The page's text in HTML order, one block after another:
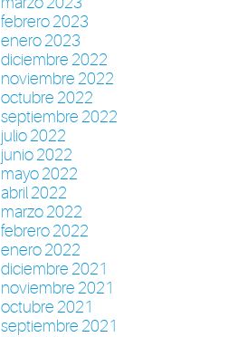
febrero 2023
enero 2023
diciembre 2022
noviembre 2022
octubre 2022
septiembre 2022
julio 2022
junio 2022
mayo 2022
abril 2022
marzo 2022
febrero 2022
enero 2022
diciembre 2021
noviembre 2021
octubre 2021
septiembre 2021